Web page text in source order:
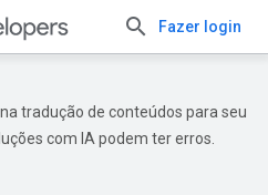
Fazer login
tradução de conteúdos para seu
com IA podem ter erros.